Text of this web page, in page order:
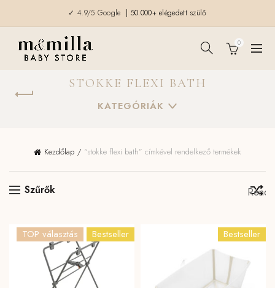
✓ 4.9/5 Google | 50.000+ elégedett szülő
0
STOKKE FLEXI BATH
KATEGÓRIÁK
Kezdőlap “stokke flexi bath” címkével rendelkező termékek
Szűrők
TOP választás Bestseller Bestseller